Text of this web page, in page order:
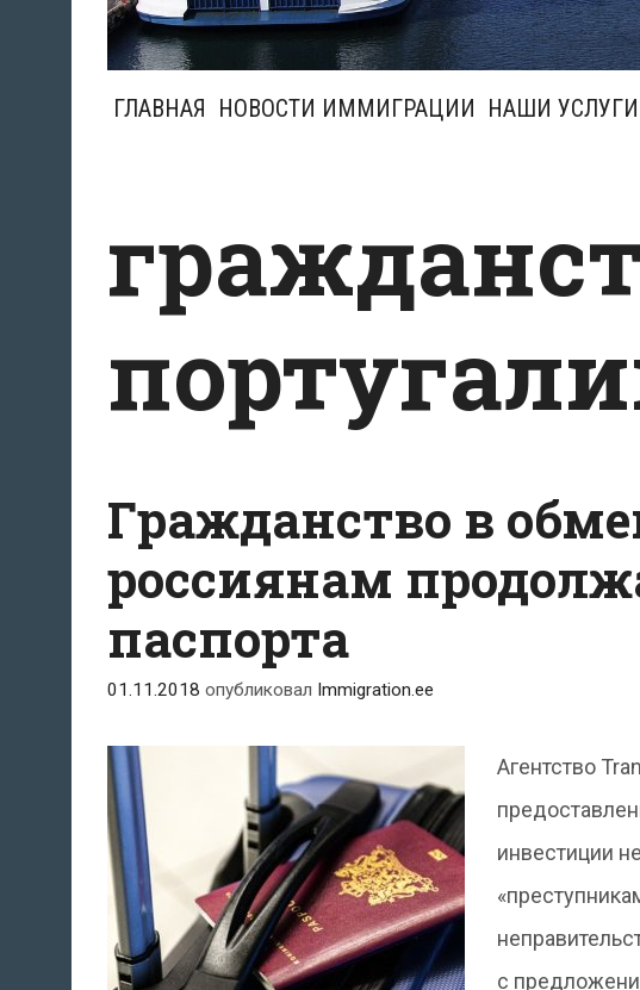
ГЛАВНАЯ НОВОСТИ ИММИГРАЦИИ НАШИ УСЛУГИ
Гражданство в
россиянам
паспорта
01.11.2018 опубликовал Immigration.ee
Агентство
инвестиции
с